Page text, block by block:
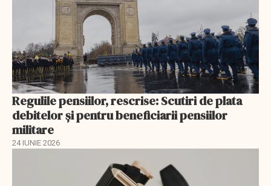
Regulile pensiilor, rescrise: Scutiri de plata
debitelor și pentru beneficiarii pensiilor
militare
24 IUNIE 2026